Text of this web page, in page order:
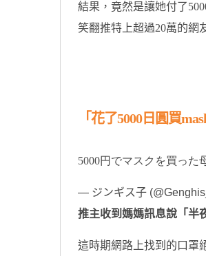
結果，竟然是讓她付了
笑翻推特上超過20萬的網
「花了5000日圓買
5000円でマスクを買った
— ジンギス子
推主收到媽媽訊息說「半
這時期網路上找到的口罩